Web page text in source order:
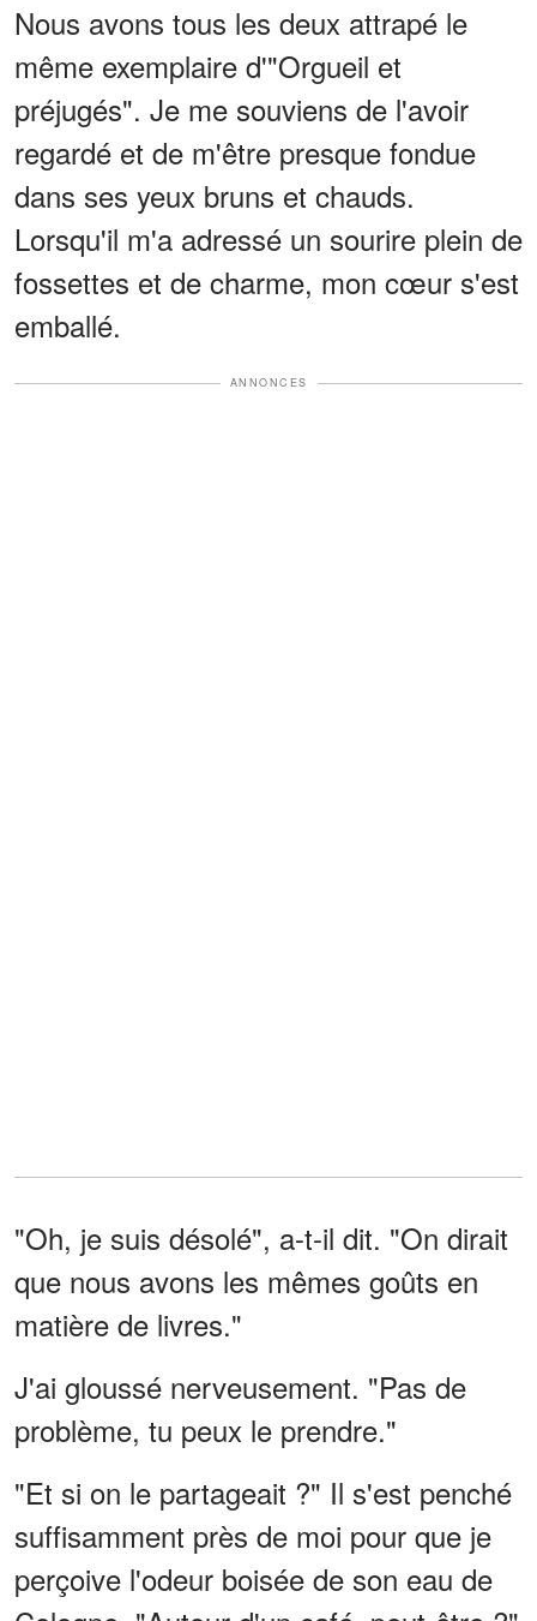
Nous avons tous les deux attrapé le
même exemplaire d'"Orgueil et
préjugés". Je me souviens de l'avoir
regardé et de m'être presque fondue
dans ses yeux bruns et chauds.
Lorsqu'il m'a adressé un sourire plein de
fossettes et de charme, mon cœur s'est
emballé.
ANNONCES
"Oh, je suis désolé", a-t-il dit. "On dirait
que nous avons les mêmes goûts en
matière de livres."
J'ai gloussé nerveusement. "Pas de
problème, tu peux le prendre."
"Et si on le partageait ?" Il s'est penché
suffisamment près de moi pour que je
perçoive l'odeur boisée de son eau de